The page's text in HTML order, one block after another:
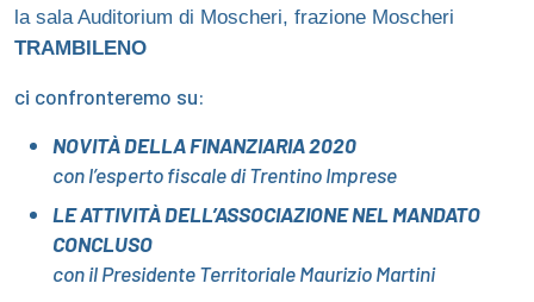
la sala Auditorium di Moscheri, frazione Moscheri
TRAMBILENO
ci confronteremo su:
NOVITÀ DELLA FINANZIARIA 2020
con l’esperto fiscale di Trentino Imprese
LE ATTIVITÀ DELL’ASSOCIAZIONE NEL MANDATO
CONCLUSO
con il Presidente Territoriale Maurizio Martini